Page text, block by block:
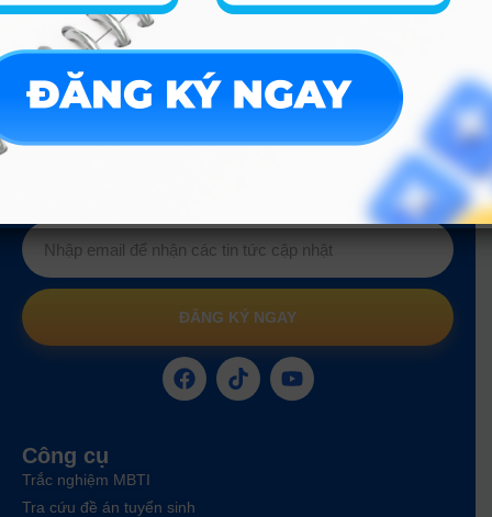
Song ngành Kinh tế – Tài chính (Chương
trình tiên tiến)
Hướng nghiệp
HOCMAI
ĐĂNG KÝ NGAY
Công cụ
Trắc nghiệm MBTI
Tra cứu đề án tuyển sinh